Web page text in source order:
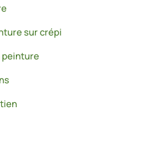
sur crépi
peinture